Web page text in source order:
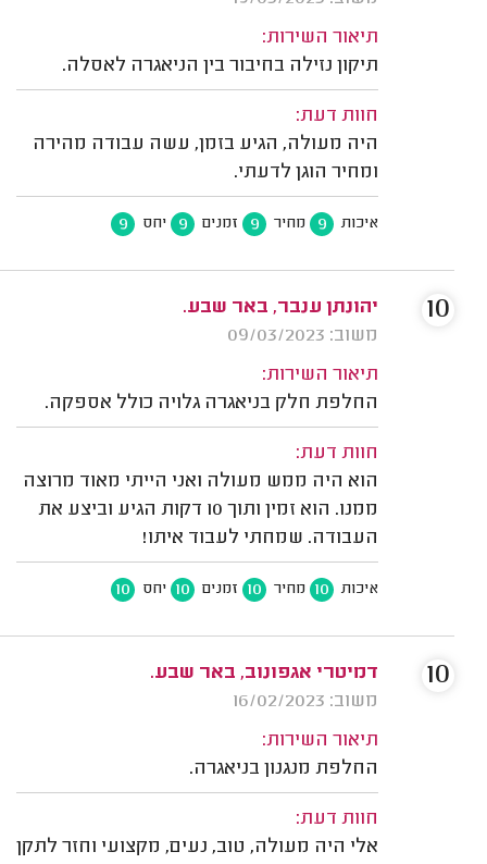
תיאור השירות:
תיקון נזילה בחיבור בין הניאגרה לאסלה.
חוות דעת:
היה מעולה, הגיע בזמן, עשה עבודה מהירה
ומחיר הוגן לדעתי.
איכות 9 מחיר 9 זמנים 9 יחס 9
יהונתן ענבר, באר שבע.
משוב: 09/03/2023
תיאור השירות:
החלפת חלק בניאגרה גלויה כולל אספקה.
חוות דעת:
הוא היה ממש מעולה ואני הייתי מאוד מרוצה
ממנו. הוא זמין ותוך 10 דקות הגיע וביצע את
העבודה. שמחתי לעבוד איתו!
איכות 10 מחיר 10 זמנים 10 יחס 10
10
דמיטרי אגפונוב, באר שבע.
משוב: 16/02/2023
תיאור השירות:
החלפת מנגנון בניאגרה.
חוות דעת:
אלי היה מעולה, טוב, נעים, מקצועי וחזר לתקן
10